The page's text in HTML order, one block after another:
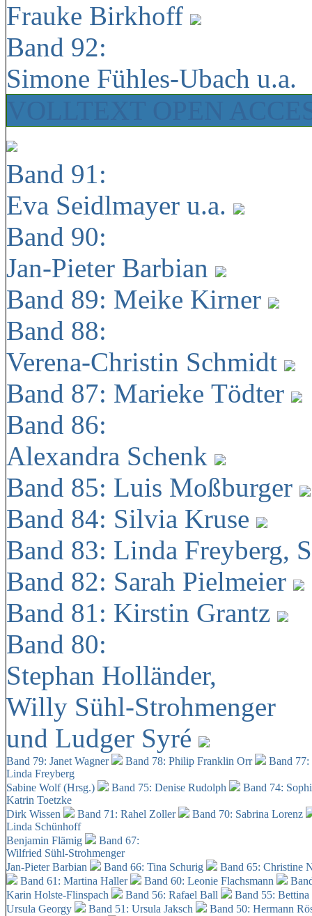
Frauke Birkhoff
Band 92:
Simone Fühles-Ubach u.a.
Band 91:
Eva Seidlmayer u.a.
Band 90:
Jan-Pieter Barbian
Band 89: Meike Kirner
Band 88:
Verena-Christin Schmidt
Band 87: Marieke Tödter
Band 86:
Alexandra Schenk
Band 85: Luis Moßburger
Band 84: Silvia Kruse
Band 83: Linda Freyberg,
Band 82: Sarah Pielmeier
Band 81: Kirstin Grantz
Band 80:
Stephan Holländer,
Willy Sühl-Strohmenger
und Ludger Syré
Band 79: Janet Wagner Band 78: Philip Franklin Orr
Band
Linda Freyberg
Sabine Wolf (Hrsg.)
Band 75: Denise Rudolph
Band 74:
Katrin Toetzke
Dirk Wissen
Band 71: Rahel Zoller
Band 70: Sabrina Lorenz
Linda Schünhoff
Benjamin Flämig
Band 67:
Wilfried Sühl-Strohmenger
Jan-Pieter Barbian
Band 66: Tina Schurig
Band 65: Christine
Band 61: Martina Haller
Band 60: Leonie Flachsmann
Karin Holste-Flinspach
Band 56: Rafael Ball
Band 55:
Ursula Georgy
Band 51: Ursula Jaksch Band 50: Hermann